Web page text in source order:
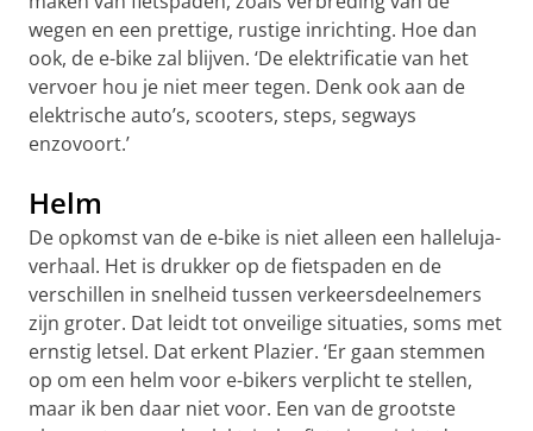
wegen en een prettige, rustige inrichting. Hoe dan
ook, de e-bike zal blijven. ‘De elektrificatie van het
vervoer hou je niet meer tegen. Denk ook aan de
elektrische auto’s, scooters, steps, segways
enzovoort.’
Helm
De opkomst van de e-bike is niet alleen een halleluja-
verhaal. Het is drukker op de fietspaden en de
verschillen in snelheid tussen verkeersdeelnemers
zijn groter. Dat leidt tot onveilige situaties, soms met
ernstig letsel. Dat erkent Plazier. ‘Er gaan stemmen
op om een helm voor e-bikers verplicht te stellen,
maar ik ben daar niet voor. Een van de grootste